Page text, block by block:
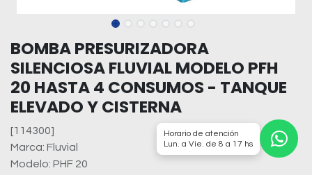
BOMBA PRESURIZADORA
SILENCIOSA FLUVIAL MODELO PFH
20 HASTA 4 CONSUMOS - TANQUE
ELEVADO Y CISTERNA
[114300]
Marca: Fluvial
Modelo: PHF 20
Horario de atención
Lun. a Vie. de 8 a 17 hs